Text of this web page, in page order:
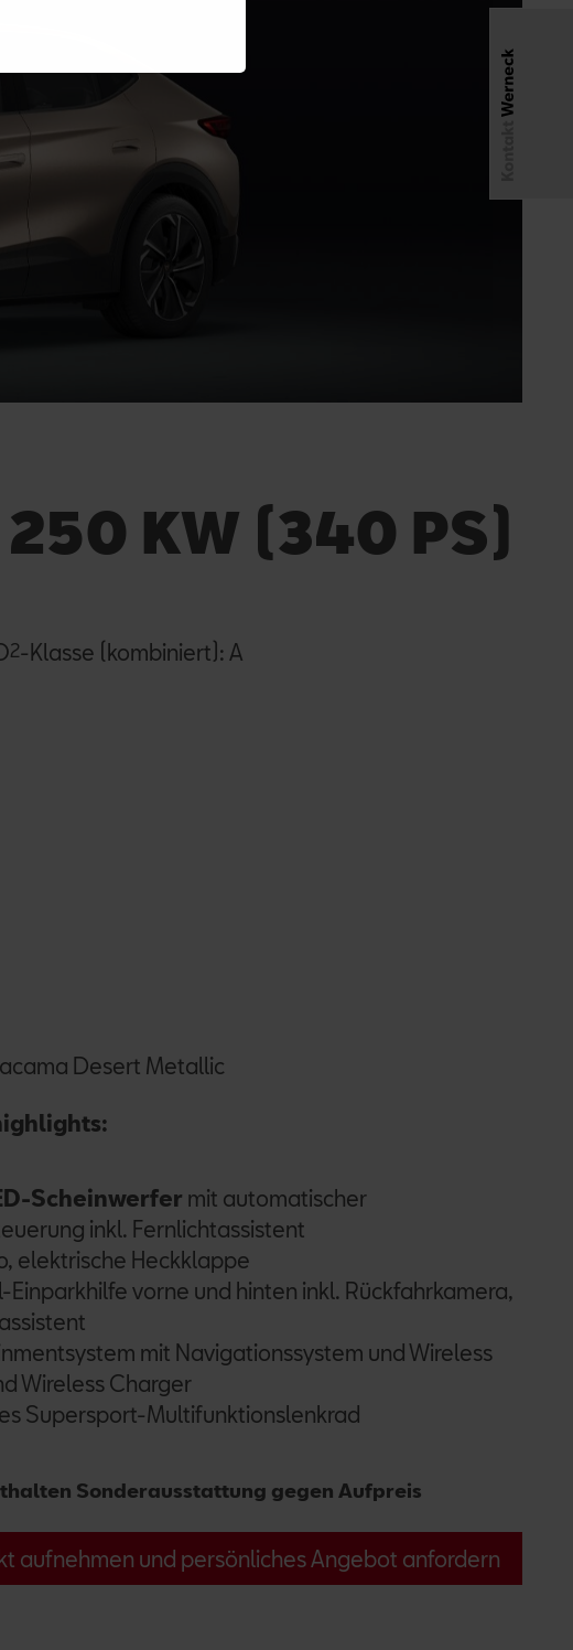
250 KW (340 PS)
2-Klasse (kombiniert): A
Desert Metallic
Scheinwerfer mit automatischer
inkl. Fernlichtassistent
elektrische Heckklappe
Einparkhilfe vorne und hinten inkl. Rückfahrkamera,
mit Navigationssystem und Wireless
Wireless Charger
Supersport-Multifunktionslenkrad
Sonderausstattung gegen Aufpreis
aufnehmen und persönliches Angebot anfordern